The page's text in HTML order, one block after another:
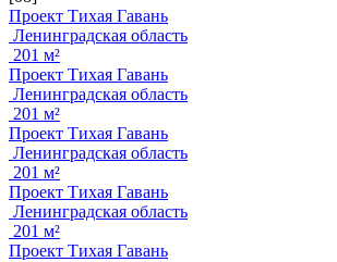
Проект Тихая Гавань
Ленинградская область
201 м²
Проект Тихая Гавань
Ленинградская область
201 м²
Проект Тихая Гавань
Ленинградская область
201 м²
Проект Тихая Гавань
Ленинградская область
201 м²
Проект Тихая Гавань